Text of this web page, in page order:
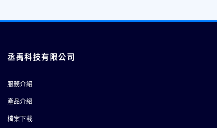
丞禹科技有限公司
服務介紹
產品介紹
檔案下載